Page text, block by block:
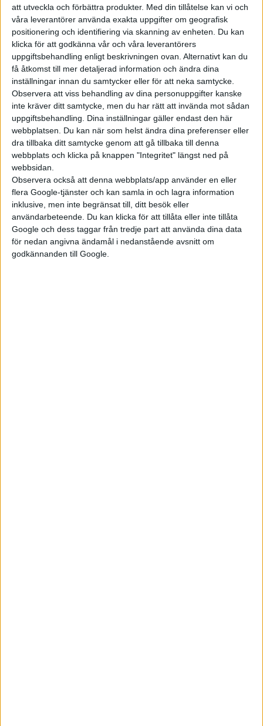
att utveckla och förbättra produkter. Med din tillåtelse kan vi och
våra leverantörer använda exakta uppgifter om geografisk
positionering och identifiering via skanning av enheten. Du kan
klicka för att godkänna vår och våra leverantörers
uppgiftsbehandling enligt beskrivningen ovan. Alternativt kan du
få åtkomst till mer detaljerad information och ändra dina
inställningar innan du samtycker eller för att neka samtycke.
Observera att viss behandling av dina personuppgifter kanske
inte kräver ditt samtycke, men du har rätt att invända mot sådan
uppgiftsbehandling. Dina inställningar gäller endast den här
webbplatsen. Du kan när som helst ändra dina preferenser eller
dra tillbaka ditt samtycke genom att gå tillbaka till denna
webbplats och klicka på knappen "Integritet" längst ned på
webbsidan.
Observera också att denna webbplats/app använder en eller
flera Google-tjänster och kan samla in och lagra information
inklusive, men inte begränsat till, ditt besök eller
användarbeteende. Du kan klicka för att tillåta eller inte tillåta
Google och dess taggar från tredje part att använda dina data
för nedan angivna ändamål i nedanstående avsnitt om
godkännanden till Google.
kan tjäna omkring 1 500 kronor i Kiricoins.
Vid sidan av det visar bilen även ett ”eco:score” baserat på din
körning. Det kan sedan jämföras mot andra förare och de med
bäst placering ska få andra rabatter från bland annat Netflix,
Amazon och Spotify. Erbjudandet gäller i Europa, men oklart
för vilka länder.
Fiats satsning är ännu ett exempel på så kallad ”gamification”
av vardagen som kan användas för att sporra till bra beteende.
Förra året lanserade BMW sitt system BMW Points där ägare
till laddhybrider kan samla poäng genom att köra så mycket
som möjligt på el. Poängen kan sedan omvandlas till rabbater
för att ladda bilen.